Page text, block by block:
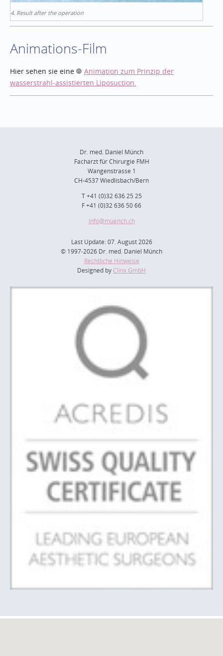
4. Result after the operation
Animations-Film
Hier sehen sie eine
Animation zum Prinzip der
wasserstrahl-assistierten Liposuction.
Dr. med. Daniel Münch
Facharzt für Chirurgie FMH
Wangenstrasse 1
CH-4537 Wiedlisbach/Bern
T +41 (0)32 636 25 25
F +41 (0)32 636 50 66
info@muench.ch
Last Update: 07. August 2026
© 1997-2026 Dr. med. Daniel Münch
Rechtliche Hinweise
Designed by Clinx GmbH